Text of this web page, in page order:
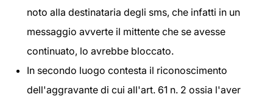
noto alla destinataria degli sms, che infatti in un
messaggio avverte il mittente che se avesse
continuato, lo avrebbe bloccato.
In secondo luogo contesta il riconoscimento
dell'aggravante di cui all'art. 61 n. 2 ossia l'aver